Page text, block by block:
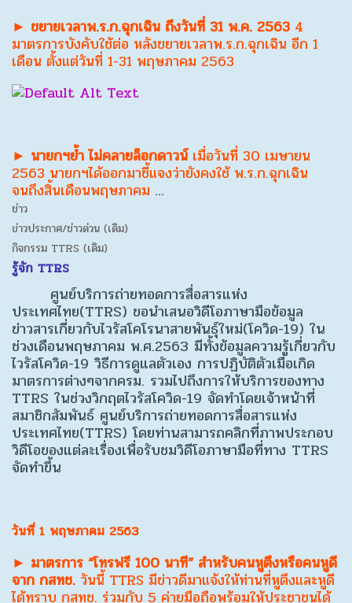
► ขยายเวลาพ.ร.ก.ฉุกเฉิน ถึงวันที่ 31 พ.ค. 2563 4
มาตรการบังคับใช้ต่อ หลังขยายเวลาพ.ร.ก.ฉุกเฉิน อีก 1
เดือน ตั้งแต่วันที่ 1-31 พฤษภาคม 2563
► นายกฯย้ำ ไม่คลายล็อกดาวน์ เมื่อวันที่ 30 เมษายน
2563 นายกฯได้ออกมาชี้แจงว่ายังคงใช้ พ.ร.ก.ฉุกเฉิน
จนถึงสิ้นเดือนพฤษภาคม …
ข่าว
ข่าวประกาศ/ข่าวด่วน (เดิม)
กิจกรรม TTRS (เดิม)
รู้จัก TTRS
ศูนย์บริการถ่ายทอดการสื่อสารแห่ง
ประเทศไทย(TTRS) ขอนำเสนอวิดีโอภาษามือข้อมูล
ข่าวสารเกี่ยวกับไวรัสโคโรนาสายพันธุ์ใหม่(โควิด-19) ใน
ช่วงเดือนพฤษภาคม พ.ศ.2563 มีทั้งข้อมูลความรู้เกี่ยวกับ
ไวรัสโควิด-19 วิธีการดูแลตัวเอง การปฏิบัติตัวเมื่อเกิด
มาตรการต่างๆจากครม. รวมไปถึงการให้บริการของทาง
TTRS ในช่วงวิกฤตไวรัสโควิด-19 จัดทำโดยเจ้าหน้าที่
สมาชิกสัมพันธ์ ศูนย์บริการถ่ายทอดการสื่อสารแห่ง
ประเทศไทย(TTRS) โดยท่านสามารถคลิกที่ภาพประกอบ
วิดีโอของแต่ละเรื่องเพื่อรับชมวิดีโอภาษามือที่ทาง TTRS
จัดทำขึ้น
วันที่ 1 พฤษภาคม 2563
► มาตรการ “โทรฟรี 100 นาที” สำหรับคนหูตึงหรือคนหูดี
จาก กสทช. วันนี้ TTRS มีข่าวดีมาแจ้งให้ท่านที่หูตึงและหูดี
ได้ทราบ กสทช. ร่วมกับ 5 ค่ายมือถือพร้อมให้ประชาชนได้